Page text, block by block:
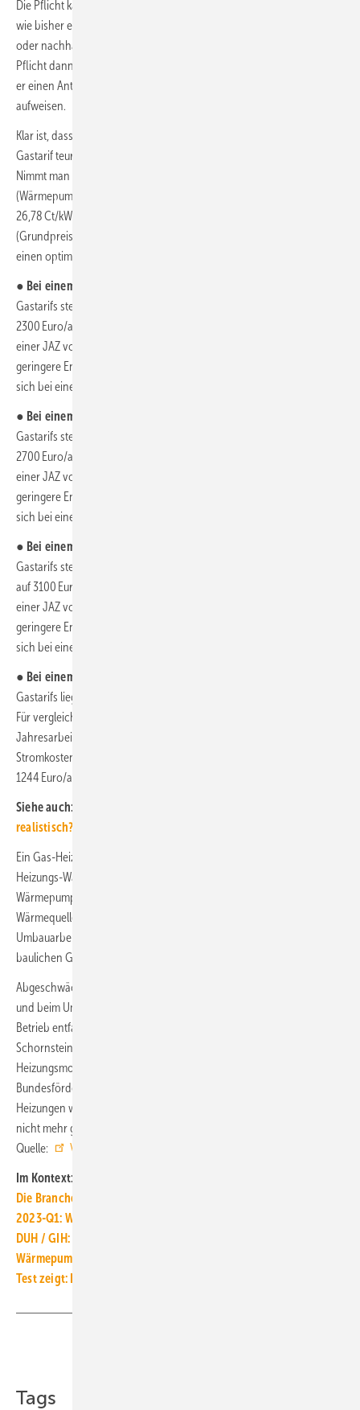
Die Pflicht kann u. a. dadurch erfüllt werden, dass ein Gas-Heizkessel
wie bisher eingebaut wird, der über eine Massenbilanz mit Biomethan
oder nachhaltigem Wasserstoff betrieben wird. Soll die 65-%-EE-
Pflicht dann ausschließlich über den Brennstoff erfüllt werden, muss
er einen Anteil von mindestens 65 % erneuerbarer Energien
aufweisen.
Klar ist, dass ein den 65-%-EE-Anforderungen entsprechender
Gastarif teurer ist (sonst würden alle Gaskunden sofort wechseln).
Nimmt man die Zahlen aus dem obigen Beispiel
(Wärmepumpenstrom: Grundpreis von 114 Euro/a, Arbeitspreis von
26,78 Ct/kWh) sowie einen Gasverbrauch von 20 000 kWh/a
(Grundpreis von 125 Euro/a, Arbeitspreis von 9,875 Ct/kWh) und
einen optimistischen Jahresnutzungsgrad von 0,95 an, ergibt sich:
● Bei einem um 1 Ct/kWh höheren Arbeitspreis
Gastarifs steigen die Energiekosten der Gas-Heizung um 200 Euro auf
2300 Euro/a. Eine effizient arbeitende Heizungs-Wärmepumpe mit
einer JAZ von 4,0 würde bei 1386 Euro/a Stromkosten um 39,7 %
geringere Energiekosten aufweisen. Gleiche Energiekosten würden
sich bei einer JAZ von 2,33 ergeben.
● Bei einem um 3 Ct/kWh höheren Arbeitspreis
Gastarifs steigen die Energiekosten der Gas-Heizung um 600 Euro auf
2700 Euro/a. Eine effizient arbeitende Heizungs-Wärmepumpe mit
einer JAZ von 4,0 würde bei 1386 Euro/a Stromkosten um 48,7 %
geringere Energiekosten aufweisen. Gleiche Energiekosten würden
sich bei einer JAZ von 1,97 ergeben.
● Bei einem um 5 Ct/kWh höheren Arbeitspreis
Gastarifs steigen die Energiekosten der Gas-Heizung um 1000 Euro
auf 3100 Euro/a. Eine effizient arbeitende Heizungs-Wärmepumpe mit
einer JAZ von 4,0 würde bei 1386 Euro/a Stromkosten um 55,3 %
geringere Energiekosten aufweisen. Gleiche Energiekosten würden
sich bei einer JAZ von 1,70 ergeben.
● Bei einem um 4 Ct/kWh höheren Arbeitspreis
Gastarifs liegen die Energiekosten der Gas-Heizung bei 2900 Euro/a.
Für vergleichende Beispielrechnungen wird häufig eine
Jahresarbeitszahl von 3,3 verwendet. Damit betragen ihre
Stromkosten 1656 Euro/a. Die Kostendifferenz beträgt dann
1244 Euro/a.
Siehe auch:
realistisch?
Ein Gas-Heizkessel ist in der Anschaffung deutlich günstiger als eine
Heizungs-Wärmepumpe und zurzeit sind die Preisspannen bei
Wärmepumpen allgemein und zusätzlich für die unterschiedlichen
Wärmequellen hoch. Und die konkreten Kosten und die notwendigen
Umbauarbeiten hängen stark von der individuellen Situation und den
baulichen Gegebenheiten ab.
Abgeschwächt gilt die auch bei der Erneuerung einer Gas-Heizung
und beim Umstieg von einer Öl-Heizung auf eine Gas-Heizung. Im
Betrieb entfallen bei der Wärmepumpe die Kosten für den
Schornsteinfeger und die Wartungskosten sind geringer. Die
Heizungsmodernisierung mit einer Wärmepumpe wird über die
Bundesförderung für effiziente Gebäude (BEG) bezuschusst. Gas-
Heizungen werden über die BEG seit August 2022 (Antragsdatum)
nicht mehr gefördert. ■
Quelle:
Verivox
Im Kontext:
Die Branche liefert fast 100 000 Wärmepumpen in Q1-2023 aus
2023-Q1: Wärmepumpen-Anfragen bleiben auf hohem Niveau
DUH / GIH: Wärmewende geht nur mit Fokus auf Wärmepumpe
Wärmepumpe für Altbau geeignet? Mit Online-Check prüfen
Test zeigt: Ist mein Haus für eine Wärmepumpe geeignet?
Tags